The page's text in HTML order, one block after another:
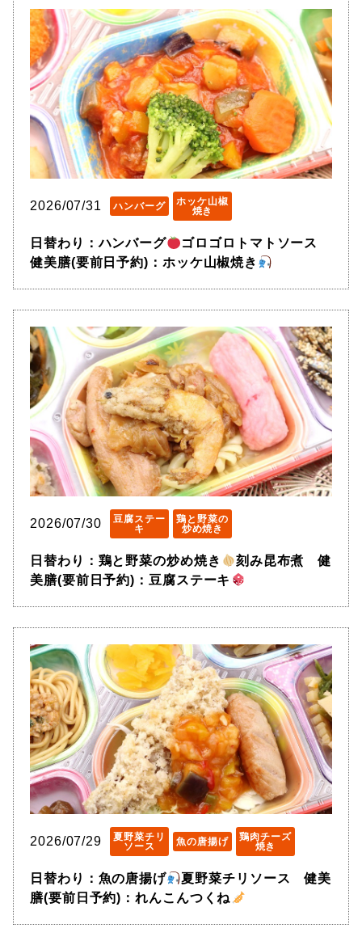
2026/07/31 ハンバーグ
ホッケ山椒
焼き
日替わり：ハンバーグ
ゴロゴロトマトソース
健美膳(要前日予約)：ホッケ山椒焼き
2026/07/30
豆腐ステー
キ
鶏と野菜の
炒め焼き
日替わり：鶏と野菜の炒め焼き
刻み昆布煮 健
美膳(要前日予約)：豆腐ステーキ
2026/07/29
夏野菜チリ
ソース
魚の唐揚げ
鶏肉チーズ
焼き
日替わり：魚の唐揚げ
夏野菜チリソース 健美
膳(要前日予約)：れんこんつくね